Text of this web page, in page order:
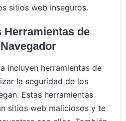
sitios web inseguros.
Herramientas de
incluyen herramientas de
la seguridad de los
Estas herramientas
sitios web maliciosos y te